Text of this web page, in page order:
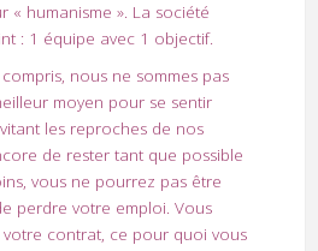
« humanisme ». La société
: 1 équipe avec 1 objectif.
nous ne sommes pas
moyen pour se sentir
les reproches de nos
de rester tant que possible
vous ne pourrez pas être
perdre votre emploi. Vous
contrat, ce pour quoi vous